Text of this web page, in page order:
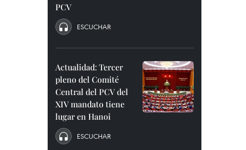
PCV
ESCUCHAR
Actualidad: Tercer
pleno del Comité
Central del PCV del
XIV mandato tiene
lugar en Hanoi
ESCUCHAR